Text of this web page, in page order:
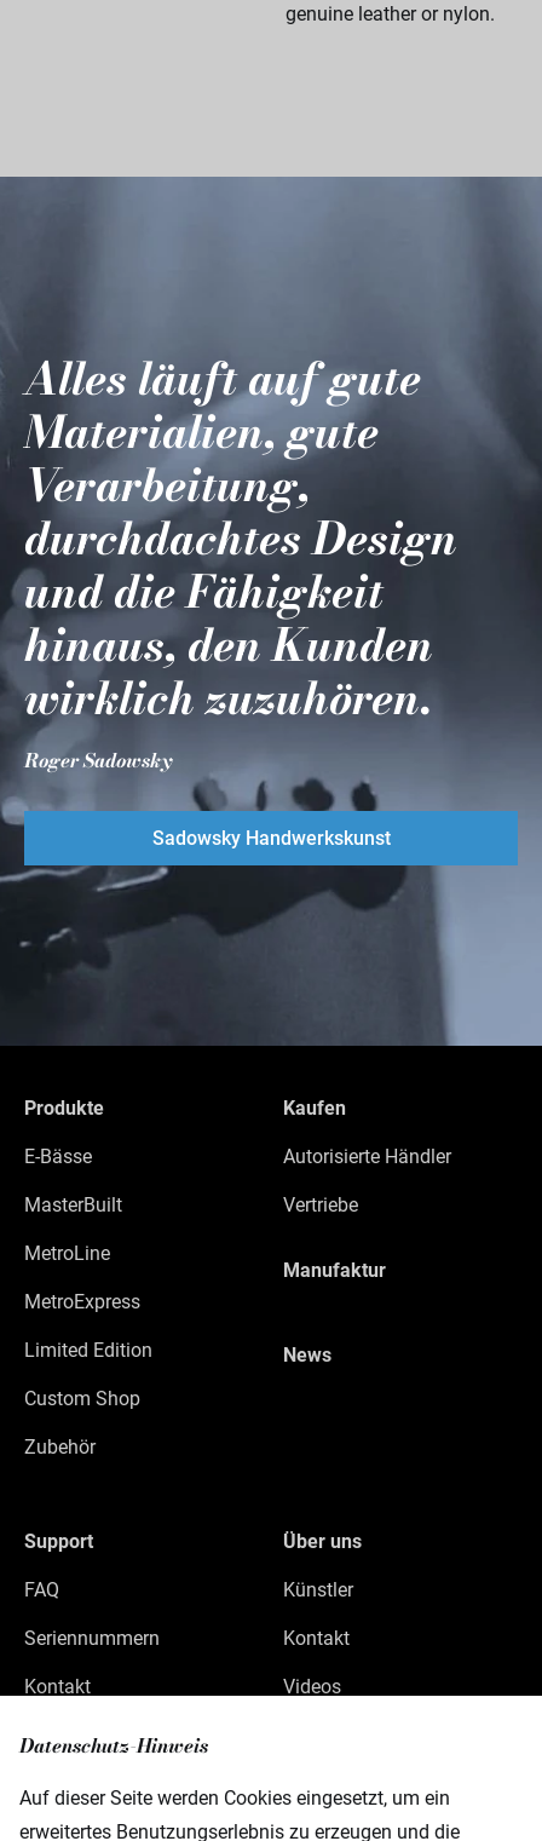
Datenschutz-Hinweis
Auf dieser Seite werden Cookies eingesetzt, um ein
erweitertes Benutzungserlebnis zu erzeugen und die
genuine leather or nylon.
Alles läuft auf gute
Materialien, gute
Verarbeitung,
durchdachtes Design
und die Fähigkeit
hinaus, den Kunden
wirklich zuzuhören.
Roger Sadowsky
Sadowsky Handwerkskunst
Produkte
E-Bässe
MasterBuilt
MetroLine
MetroExpress
Limited Edition
Custom Shop
Zubehör
Kaufen
Autorisierte Händler
Vertriebe
Manufaktur
News
Support
FAQ
Seriennummern
Kontakt
Über uns
Künstler
Kontakt
Videos